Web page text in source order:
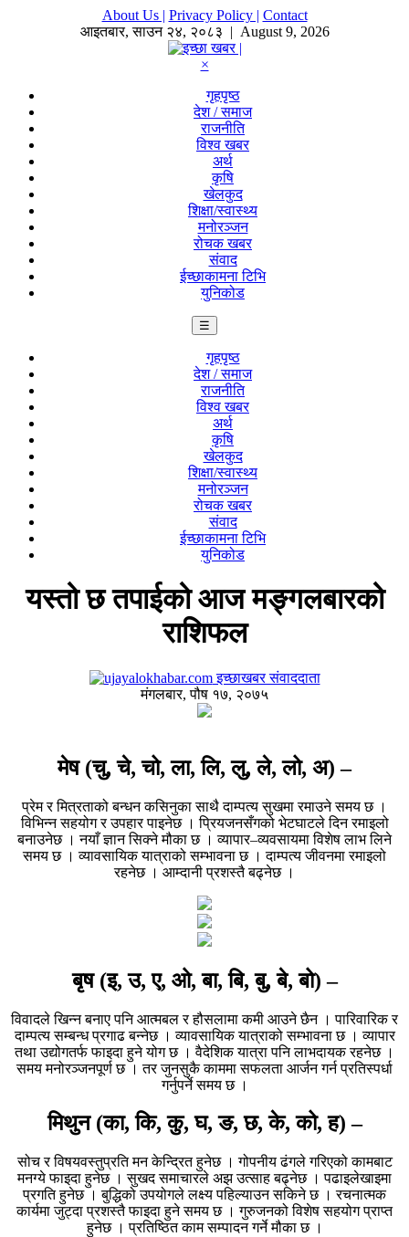
About Us | Privacy Policy | Contact
आइतबार,साउन २४, २०८३ | August 9, 2026
×
गृहपृष्ठ
देश / समाज
राजनीति
विश्व खबर
अर्थ
कृषि
खेलकुद
शिक्षा/स्वास्थ्य
मनोरञ्जन
रोचक खबर
संवाद
ईच्छाकामना टिभि
युनिकोड
☰
गृहपृष्ठ
देश / समाज
राजनीति
विश्व खबर
अर्थ
कृषि
खेलकुद
शिक्षा/स्वास्थ्य
मनोरञ्जन
रोचक खबर
संवाद
ईच्छाकामना टिभि
युनिकोड
यस्तो छ तपाईको आज मङ्गलबारको
राशिफल
इच्छाखबर संवाददाता
मंगलबार, पौष १७, २०७५
मेष (चु, चे, चो, ला, लि, लु, ले, लो, अ) –
प्रेम र मित्रताको बन्धन कसिनुका साथै दाम्पत्य सुखमा रमाउने समय छ ।
विभिन्न सहयोग र उपहार पाइनेछ । प्रियजनसँगको भेटघाटले दिन रमाइलो
बनाउनेछ । नयाँ ज्ञान सिक्ने मौका छ । व्यापार–व्यवसायमा विशेष लाभ लिने
समय छ । व्यावसायिक यात्राको सम्भावना छ । दाम्पत्य जीवनमा रमाइलो
रहनेछ । आम्दानी प्रशस्तै बढ्नेछ ।
बृष (इ, उ, ए, ओ, बा, बि, बु, बे, बो) –
विवादले खिन्न बनाए पनि आत्मबल र हौसलामा कमी आउने छैन । पारिवारिक र
दाम्पत्य सम्बन्ध प्रगाढ बन्नेछ । व्यावसायिक यात्राको सम्भावना छ । व्यापार
तथा उद्योगतर्फ फाइदा हुने योग छ । वैदेशिक यात्रा पनि लाभदायक रहनेछ ।
समय मनोरञ्जनपूर्ण छ । तर जुनसुकै काममा सफलता आर्जन गर्न प्रतिस्पर्धा
गर्नुपर्ने समय छ ।
मिथुन (का, कि, कु, घ, ङ, छ, के, को, ह) –
सोच र विषयवस्तुप्रति मन केन्द्रित हुनेछ । गोपनीय ढंगले गरिएको कामबाट
मनग्ये फाइदा हुनेछ । सुखद समाचारले अझ उत्साह बढ्नेछ । पढाइलेखाइमा
प्रगति हुनेछ । बुद्धिको उपयोगले लक्ष्य पहिल्याउन सकिने छ । रचनात्मक
कार्यमा जुट्दा प्रशस्तै फाइदा हुने समय छ । गुरुजनको विशेष सहयोग प्राप्त
हुनेछ । प्रतिष्ठित काम सम्पादन गर्ने मौका छ ।